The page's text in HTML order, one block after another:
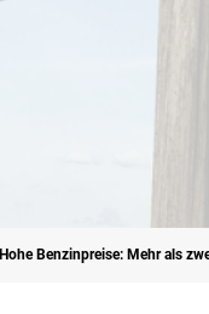
Hohe Benzinpreise: Mehr als